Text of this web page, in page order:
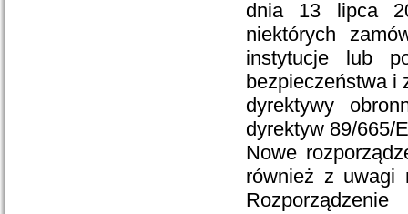
dnia 13 lipca
niektórych
instytucje lub
bezpieczeństwa i
dyrektywy
dyrektyw 89/665/
Nowe
również z uwagi